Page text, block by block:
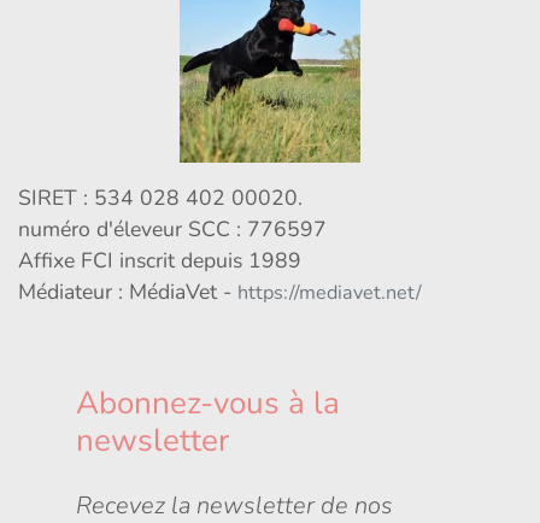
SIRET : 534 028 402 00020.
numéro d'éleveur SCC : 776597
Affixe FCI inscrit depuis 1989
Médiateur : MédiaVet - https://mediavet.net/
Abonnez-vous à la
newsletter
Recevez la newsletter de nos